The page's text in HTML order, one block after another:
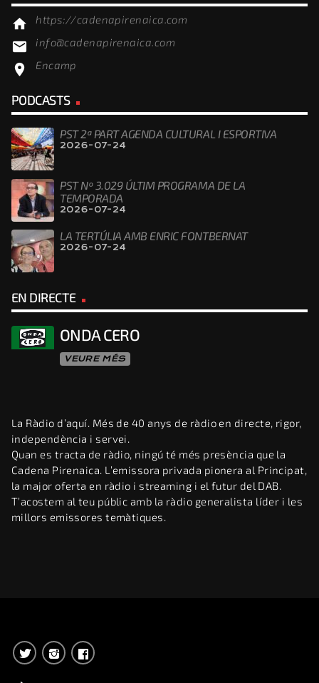
home https://cadenapirenaica.com
email info@cadenapirenaica.com
location_on Encamp
PODCASTS
PST 2ª PART AGENDA CULTURAL I ESPORTIVA
2026-07-24
PST Nº 3.029 ÚLTIM PROGRAMA DE LA
TEMPORADA
2026-07-24
LA TERTÚLIA AMB ENRIC FONTBERNAT
2026-07-24
EN DIRECTE
ONDA CERO
VEURE MÉS
La Ràdio d’aquí. Més de 40 anys de ràdio en directe, rigor,
independència i servei.
Quan es tracta de ràdio, ningú té més presència que la
Cadena Pirenaica. L’emissora privada pionera al Principat,
la major oferta en ràdio i streaming i el futur del DAB.
T’acostem al teu públic amb la ràdio generalista líder i les
millors emissores temàtiques.